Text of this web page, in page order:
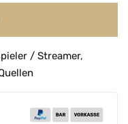
/ Streamer,